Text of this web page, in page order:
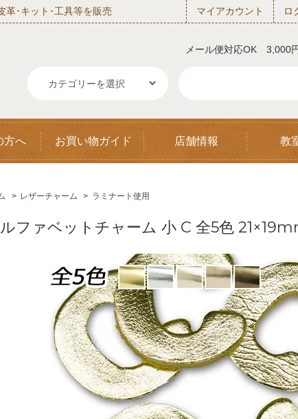
革･キット･工具等を販売 マイアカウント ロ
メール便対応OK 3,000
方へ お買い物ガイド 店舗情報 教
> レザーチャーム > ラミナート使用
ファベットチャーム 小 C 全5色